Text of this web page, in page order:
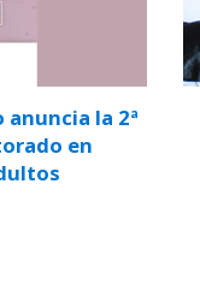
la 2ª
en